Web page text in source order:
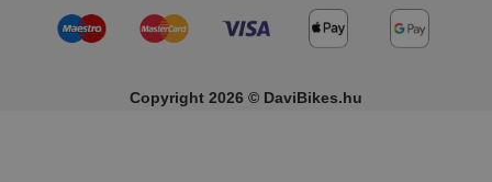
Copyright 2026 © DaviBikes.hu